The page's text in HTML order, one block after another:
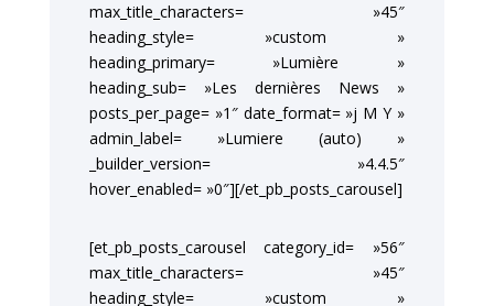
max_title_characters= »45″
heading_style= »custom »
heading_primary= »Lumière »
heading_sub= »Les dernières News »
posts_per_page= »1″ date_format= »j M Y »
admin_label= »Lumiere (auto) »
_builder_version= »4.4.5″
hover_enabled= »0″][/et_pb_posts_carousel]
[et_pb_posts_carousel category_id= »56″
max_title_characters= »45″
heading_style= »custom »